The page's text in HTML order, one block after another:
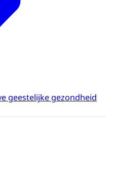
geestelijke gezondheid